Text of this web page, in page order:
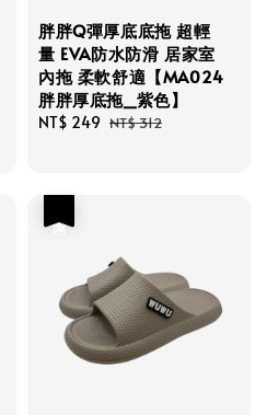
胖胖Q彈厚底底拖 超輕
量 EVA防水防滑 居家室
內拖 柔軟舒適【MA024
胖胖厚底拖_紫色】
Sale
NT$ 249 Regular
NT$ 312